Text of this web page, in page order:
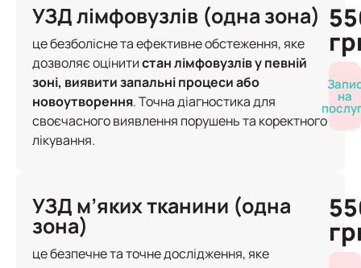
УЗД лімфовузлів (одна зона)
це безболісне та ефективне обстеження, яке
дозволяє оцінитистан лімфовузлів у певній
зоні, виявити запальні процеси або
новоутворення. Точна діагностика для
своєчасного виявлення порушень та коректного
лікування.
на
УЗД м’яких тканини (одна
зона)
це безпечне та точне дослідження, яке